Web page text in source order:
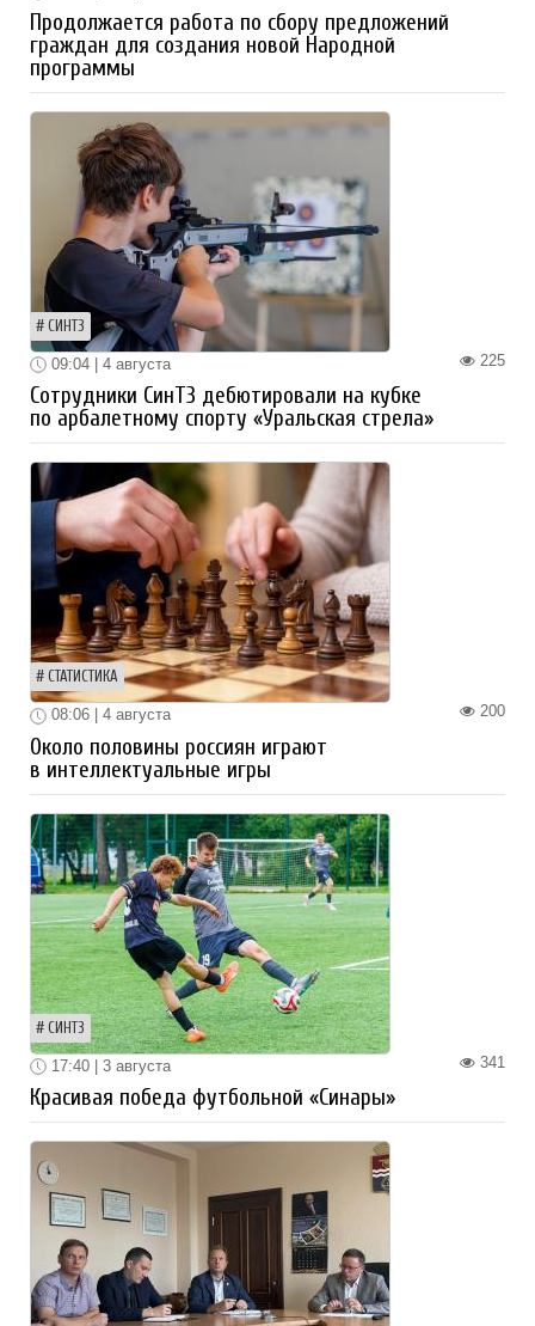
Продолжается работа по сбору предложений
граждан для создания новой Народной
программы
СИНТЗ
225
09:04 | 4 августа
Сотрудники СинТЗ дебютировали на кубке
по арбалетному спорту «Уральская стрела»
СТАТИСТИКА
200
08:06 | 4 августа
Около половины россиян играют
в интеллектуальные игры
СИНТЗ
341
17:40 | 3 августа
Красивая победа футбольной «Синары»